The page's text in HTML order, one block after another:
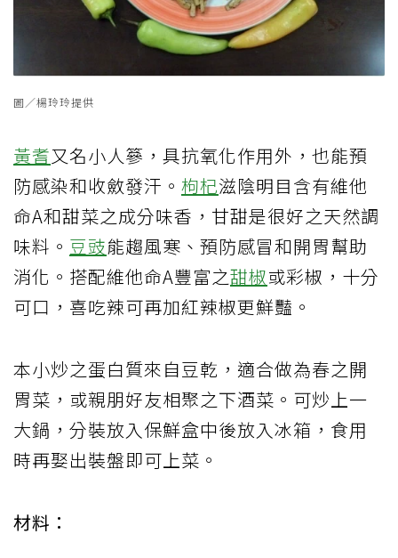
圖／楊玲玲提供
黃耆又名小人篸，具抗氧化作用外，也能預
防感染和收斂發汗。 枸杞滋陰明目含有維他
命A和甜菜之成分味香，甘甜是很好之天然調
味料。 豆豉能趨風寒、預防感冒和開胃幫助
消化。搭配維他命A豐富之甜椒或彩椒，十分
可口，喜吃辣可再加紅辣椒更鮮豔。
本小炒之蛋白質來自豆乾，適合做為春之開
胃菜，或親朋好友相聚之下酒菜。可炒上一
大鍋，分裝放入保鮮盒中後放入冰箱，食用
時再娶出裝盤即可上菜。
材料：